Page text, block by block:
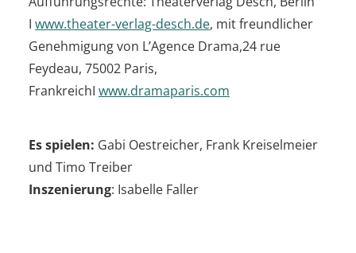
I www.theater-verlag-desch.de, mit freundlicher
Genehmigung von L’Agence Drama,24 rue
Feydeau, 75002 Paris,
FrankreichI www.dramaparis.com
Es spielen: Gabi Oestreicher, Frank Kreiselmeier
und Timo Treiber
Inszenierung: Isabelle Faller